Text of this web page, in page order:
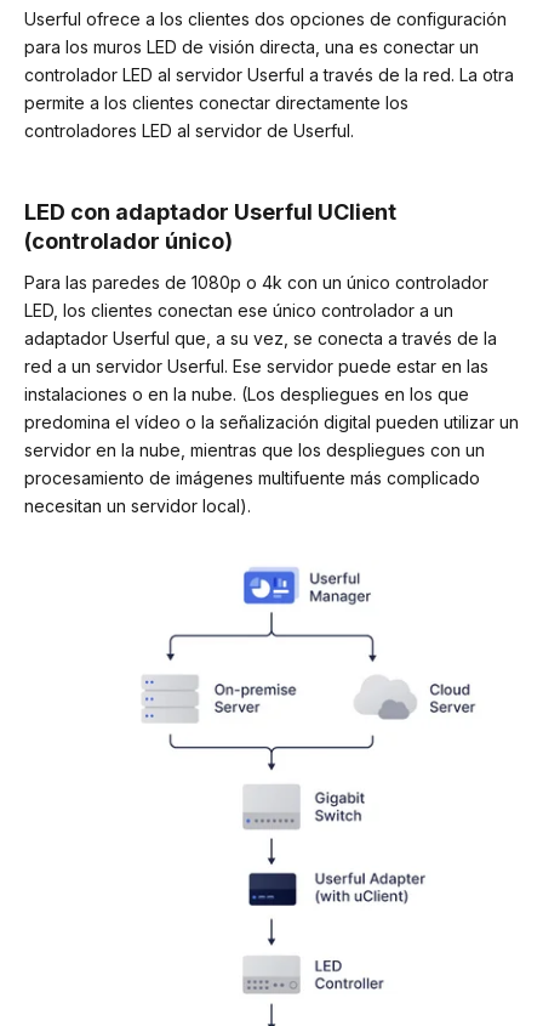
Userful ofrece a los clientes dos opciones de configuración
para los muros LED de visión directa, una es conectar un
controlador LED al servidor Userful a través de la red. La otra
permite a los clientes conectar directamente los
controladores LED al servidor de Userful.
LED con adaptador Userful UClient
(controlador único)
Para las paredes de 1080p o 4k con un único controlador
LED, los clientes conectan ese único controlador a un
adaptador Userful que, a su vez, se conecta a través de la
red a un servidor Userful. Ese servidor puede estar en las
instalaciones o en la nube. (Los despliegues en los que
predomina el vídeo o la señalización digital pueden utilizar un
servidor en la nube, mientras que los despliegues con un
procesamiento de imágenes multifuente más complicado
necesitan un servidor local).